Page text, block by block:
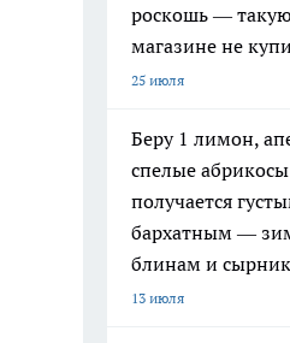
роскошь —
магазине не
25 июля
Беру 1 лимон,
спелые
получается
бархатным —
блинам и
13 июля